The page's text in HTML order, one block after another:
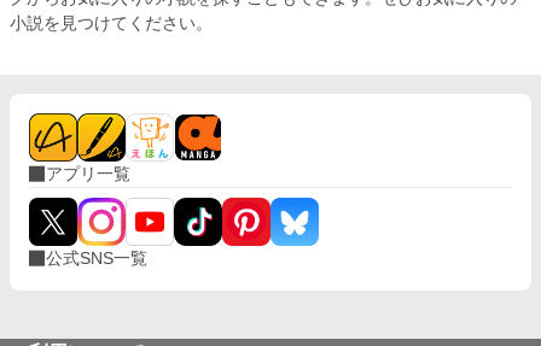
小説を見つけてください。
アプリ一覧
公式SNS一覧